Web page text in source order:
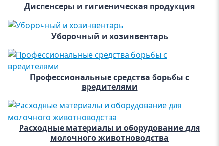
Диспенсеры и гигиеническая продукция
Уборочный и хозинвентарь
Профессиональные средства борьбы с
вредителями
Расходные материалы и оборудование для
молочного животноводства